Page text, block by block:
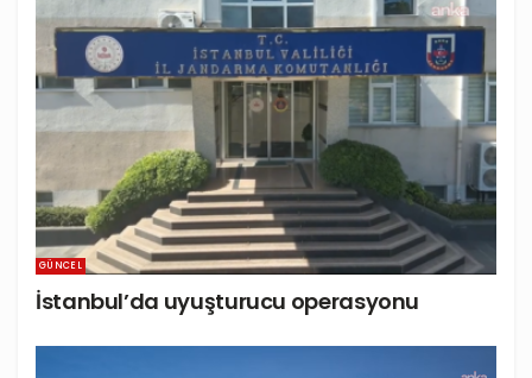
GÜNCEL
İstanbul’da uyuşturucu operasyonu